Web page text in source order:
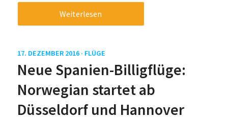
Weiterlesen
17. DEZEMBER 2016 · FLÜGE
Neue Spanien-Billigflüge:
Norwegian startet ab
Düsseldorf und Hannover